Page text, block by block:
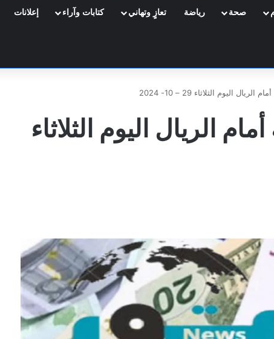
صحة رياضة تعازٍ وتهاني كتابات وآراء إعلانات
اليوم الثلاثاء 29 – 10- 2024
الريال اليوم الثلاثاء